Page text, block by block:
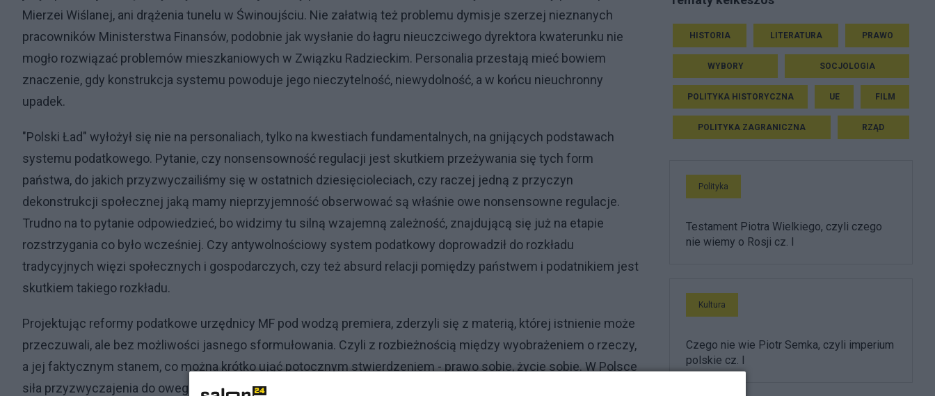
Mierzei Wiślanej, ani drążenia tunelu w Świnoujściu. Nie załatwią też problemu dymisje szerzej nieznanych
pracowników Ministerstwa Finansów, podobnie jak wysłanie do łagru nieuczciwego dyrektora kwaterunku nie
mogło rozwiązać problemów mieszkaniowych w Związku Radzieckim. Personalia przestają mieć bowiem
znaczenie, gdy konstrukcja systemu powoduje jego nieczytelność, niewydolność, a w końcu nieuchronny
upadek.
"Polski Ład" wyłożył się nie na personaliach, tylko na kwestiach fundamentalnych, na gnijących podstawach
systemu podatkowego. Pytanie, czy nonsensowność regulacji jest skutkiem przeżywania się tych form
państwa, do jakich przyzwyczailiśmy się w ostatnich dziesięcioleciach, czy raczej jedną z przyczyn
dekonstrukcji społecznej jaką mamy nieprzyjemność obserwować są właśnie owe nonsensowne regulacje.
Trudno na to pytanie odpowiedzieć, bo widzimy tu silną wzajemną zależność, znajdującą się już na etapie
rozstrzygania co było wcześniej. Czy antywolnościowy system podatkowy doprowadził do rozkładu
tradycyjnych więzi społecznych i gospodarczych, czy też absurd relacji pomiędzy państwem i podatnikiem jest
skutkiem takiego rozkładu.
Projektując reformy podatkowe urzędnicy MF pod wodzą premiera, zderzyli się z materią, której istnienie może
przeczuwali, ale bez możliwości jasnego sformułowania. Czyli z rozbieżnością między wyobrażeniem o rzeczy,
a jej faktycznym stanem, co można krótko ująć potocznym stwierdzeniem - prawo sobie, życie sobie. W Polsce
siła przyzwyczajenia do owego dualizmu pojęć jest ogromna i widać ją na każdym kroku, nawet w postaci
HISTORIA LITERATURA PRAWO
WYBORY SOCJOLOGIA
POLITYKA HISTORYCZNA UE FILM
POLITYKA ZAGRANICZNA RZĄD
Polityka
Testament Piotra Wielkiego, czyli czego
nie wiemy o Rosji cz. I
Kultura
Czego nie wie Piotr Semka, czyli imperium
polskie cz. I